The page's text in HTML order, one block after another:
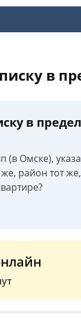
в
в
(в Омске),
район тот